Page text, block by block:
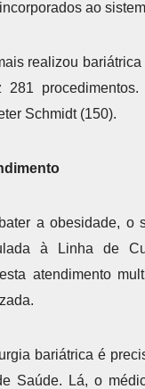
ao
realizou
281
Schmidt (150).
a obesidade, o
à Linha de
atendimento
bariátrica é
Saúde. Lá, o